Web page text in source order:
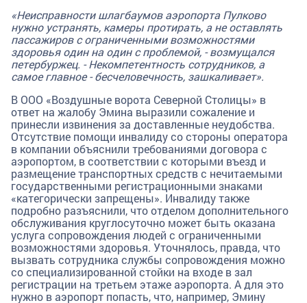
«Неисправности шлагбаумов аэропорта Пулково
нужно устранять, камеры протирать, а не оставлять
пассажиров с ограниченными возможностями
здоровья один на один с проблемой, - возмущался
петербуржец. - Некомпетентность сотрудников, а
самое главное - бесчеловечность, зашкаливает».
В ООО «Воздушные ворота Северной Столицы» в
ответ на жалобу Эмина выразили сожаление и
принесли извинения за доставленные неудобства.
Отсутствие помощи инвалиду со стороны оператора
в компании объяснили требованиями договора с
аэропортом, в соответствии с которыми въезд и
размещение транспортных средств с нечитаемыми
государственными регистрационными знаками
«категорически запрещены». Инвалиду также
подробно разъяснили, что отделом дополнительного
обслуживания круглосуточно может быть оказана
услуга сопровождения людей с ограниченными
возможностями здоровья. Уточнялось, правда, что
вызвать сотрудника службы сопровождения можно
со специализированной стойки на входе в зал
регистрации на третьем этаже аэропорта. А для это
нужно в аэропорт попасть, что, например, Эмину